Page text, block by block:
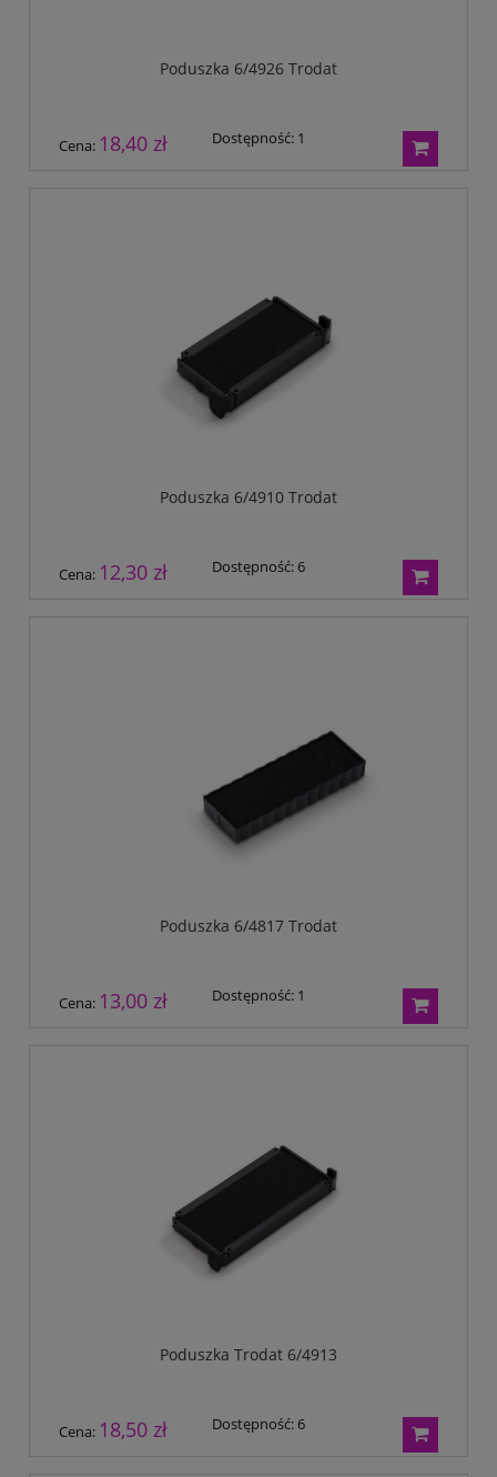
Poduszka 6/4926 Trodat
Cena: 18,40 zł Dostępność: 1
Poduszka 6/4910 Trodat
Cena: 12,30 zł Dostępność:6
Poduszka 6/4817 Trodat
Cena: 13,00 zł Dostępność: 1
Poduszka Trodat 6/4913
Cena: 18,50 zł Dostępność:6